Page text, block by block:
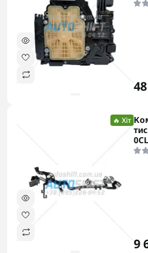
🔥 Хіт
9